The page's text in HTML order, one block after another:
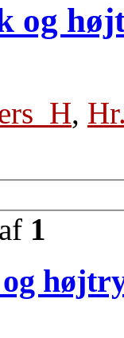
og
,
af 1